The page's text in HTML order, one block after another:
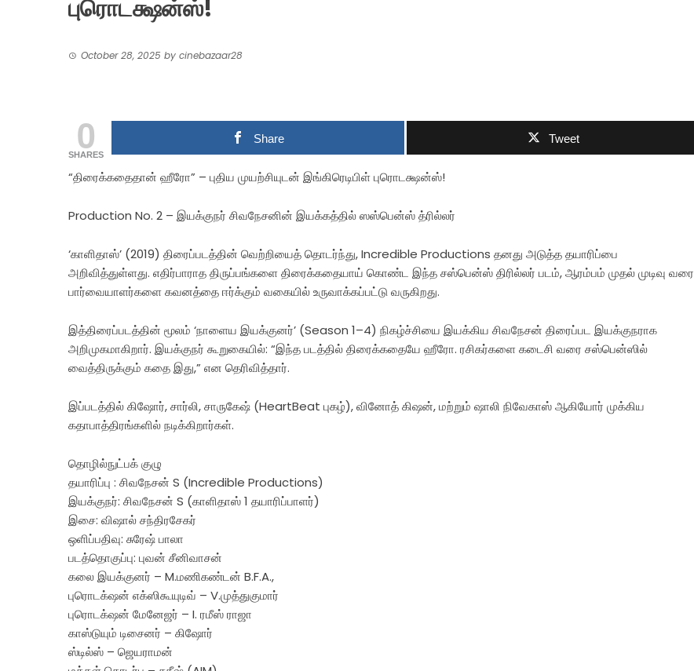
புரொடக்ஷன்ஸ்!
October 28, 2025 by cinebazaar28
0
SHARES
Share Tweet
“திரைக்கதைதான் ஹீரோ” – புதிய முயற்சியுடன் இங்கிரெடிபிள் புரொடக்ஷன்ஸ்!
Production No. 2 – இயக்குநர் சிவநேசனின் இயக்கத்தில் ஸஸ்பென்ஸ் த்ரில்லர்
‘காளிதாஸ்’ (2019) திரைப்படத்தின் வெற்றியைத் தொடர்ந்து, Incredible Productions தனது அடுத்த தயாரிப்பை
அறிவித்துள்ளது. எதிர்பாராத திருப்பங்களை திரைக்கதையாய் கொண்ட இந்த சஸ்பென்ஸ் திரில்லர் படம், ஆரம்பம் முதல் முடிவு வரை
பார்வையாளர்களை கவனத்தை ஈர்க்கும் வகையில் உருவாக்கப்பட்டு வருகிறது.
இத்திரைப்படத்தின் மூலம் ‘நாளைய இயக்குனர்’ (Season 1–4) நிகழ்ச்சியை இயக்கிய சிவநேசன் திரைப்பட இயக்குநராக
அறிமுகமாகிறார். இயக்குநர் கூறுகையில்: “இந்த படத்தில் திரைக்கதையே ஹீரோ. ரசிகர்களை கடைசி வரை சஸ்பென்ஸில்
வைத்திருக்கும் கதை இது,” என தெரிவித்தார்.
இப்படத்தில் கிஷோர், சார்லி, சாருகேஷ் (HeartBeat புகழ்), வினோத் கிஷன், மற்றும் ஷாலி நிவேகாஸ் ஆகியோர் முக்கிய
கதாபாத்திரங்களில் நடிக்கிறார்கள்.
தொழில்நுட்பக் குழு
தயாரிப்பு : சிவநேசன் S (Incredible Productions)
இயக்குநர்: சிவநேசன் S (காளிதாஸ் 1 தயாரிப்பாளர்)
இசை: விஷால் சந்திரசேகர்
ஒளிப்பதிவு: சுரேஷ் பாலா
படத்தொகுப்பு: புவன் சீனிவாசன்
கலை இயக்குனர் – M.மணிகண்டன் B.F.A.,
புரொடக்‌ஷன் எக்ஸிகூயுடிவ் – V.முத்துகுமார்
புரொடக்‌ஷன் மேனேஜர் – I. ரமீஸ் ராஜா
காஸ்டுயும் டிசைனர் – கிஷோர்
ஸ்டில்ஸ் – ஜெயராமன்